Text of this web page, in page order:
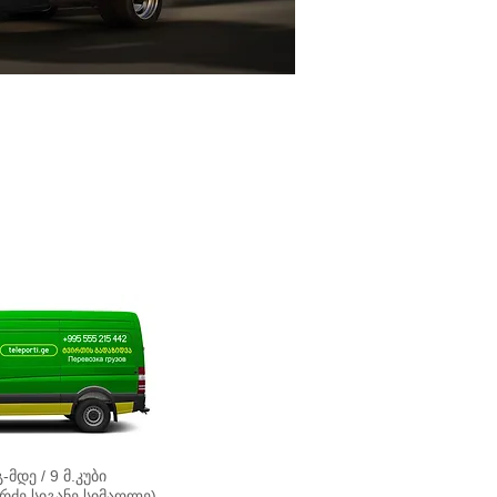
მდე / 9 მ.კუბი